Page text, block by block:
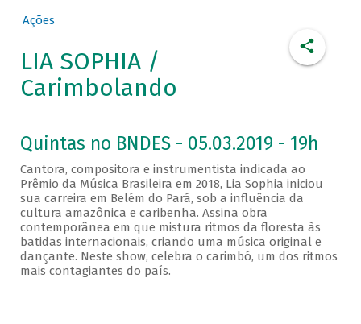
Ações
LIA SOPHIA /
Carimbolando
Quintas no BNDES - 05.03.2019 - 19h
Cantora, compositora e instrumentista indicada ao
Prêmio da Música Brasileira em 2018, Lia Sophia iniciou
sua carreira em Belém do Pará, sob a influência da
cultura amazônica e caribenha. Assina obra
contemporânea em que mistura ritmos da floresta às
batidas internacionais, criando uma música original e
dançante. Neste show, celebra o carimbó, um dos ritmos
mais contagiantes do país.